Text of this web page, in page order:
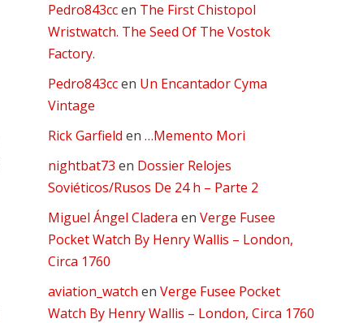
Pedro843ccen The First Chistopol
Wristwatch. The Seed Of The Vostok
Factory.
Pedro843ccen Un Encantador Cyma
Vintage
Rick Garfield en …Memento Mori
nightbat73 en Dossier Relojes
Soviéticos/Rusos De 24 h – Parte 2
Miguel Ángel Cladera en Verge Fusee
Pocket Watch By Henry Wallis – London,
Circa 1760
aviation_watch en Verge Fusee Pocket
Watch By Henry Wallis – London, Circa 1760